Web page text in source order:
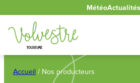
Panneau de gestion des cookies
MétéoActualités
Accueil / Nos producteurs